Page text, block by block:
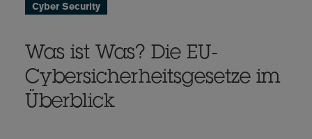
Cyber Security
Was ist Was? Die EU-
Cybersicherheitsgesetze im
Überblick